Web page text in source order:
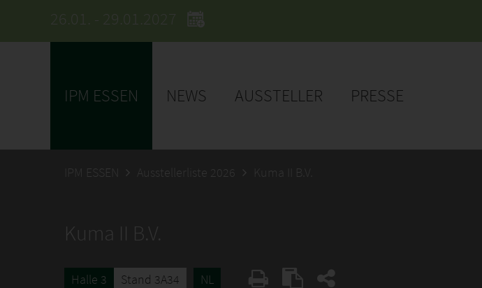
26.01. - 29.01.2027
IPM ESSEN NEWS AUSSTELLER PRESSE
IPM ESSEN Ausstellerliste 2026 Kuma II B.V.
Kuma II B.V.
Halle 3 Stand 3A34 NL